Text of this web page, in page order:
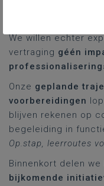
We willen echter
vertraging géén
Onze geplande
voorbereidingen
blijven rekenen op
begeleiding in
Op.stap, leerroutes
Binnenkort delen
bijkomende